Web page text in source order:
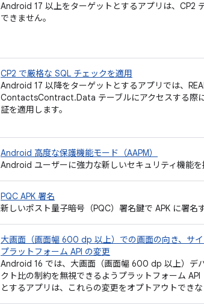
Android 17 以上をターゲットとするアプリは、CP2
できません。
CP2 で厳格な SQL チェックを適用
Android 17 以降をターゲットとするアプリでは、
ContactsContract.Data テーブルにアクセスする際
証を適用します。
Android 高度な保護機能モード（AAPM）
Android ユーザーに強力な新しいセキュリティ機能を
PQC APK 署名
新しいポスト量子暗号（PQC）署名鍵で APK に署名
大画面（画面幅 600 dp 以上）での画面の向き、サ
プラットフォーム API の変更
Android 16 では、大画面（画面幅 600 dp 以上）デ
クト比の制約を無視できるようプラットフォーム
とするアプリは、これらの変更をオプトアウトできな